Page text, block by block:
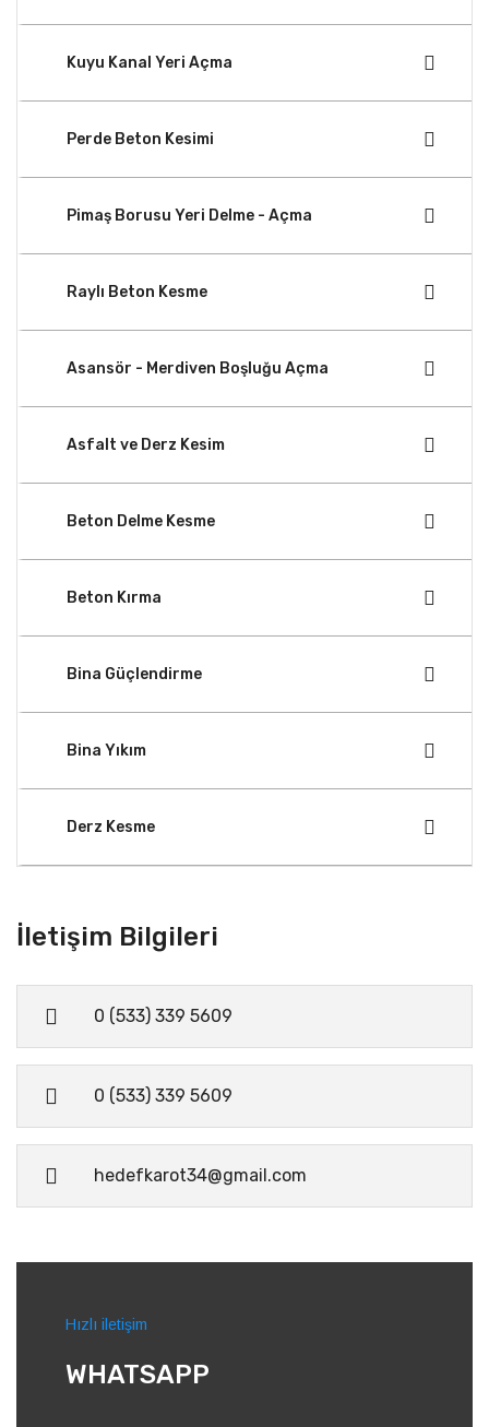
Kuyu Kanal Yeri Açma
Perde Beton Kesimi
Pimaş Borusu Yeri Delme - Açma
Raylı Beton Kesme
Asansör - Merdiven Boşluğu Açma
Asfalt ve Derz Kesim
Beton Delme Kesme
Beton Kırma
Bina Güçlendirme
Bina Yıkım
Derz Kesme
İletişim Bilgileri
0 (533) 339 5609
0 (533) 339 5609
hedefkarot34@gmail.com
Hızlı iletişim
WHATSAPP